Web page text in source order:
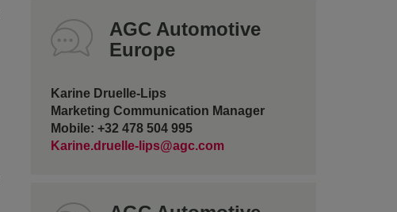
AGC Automotive
Europe
Karine Druelle-Lips
Marketing Communication Manager
Mobile: +32 478 504 995
Karine.druelle-lips@agc.com